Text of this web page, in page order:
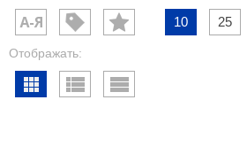
10 25
Отображать: